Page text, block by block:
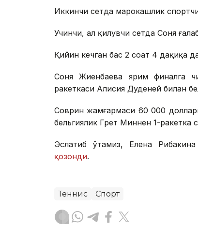
Иккинчи сетда марокашлик
Учинчи, ҳал қилувчи сетда Соня
Қийин кечган баҳс 2 соат 4 дақиқа
Соня Жиенбаева ярим финалга
ракеткаси Алисия Дуденей билан
Соврин жамғармаси 60 000
бельгиялик Грет Миннен 1-ракетка
Эслатиб ўтамиз, Елена
қозонди.
Теннис Спорт